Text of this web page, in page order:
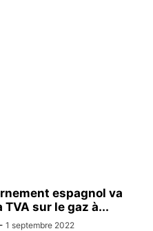
espagnol va
TVA sur le gaz à...
- 1 septembre 2022